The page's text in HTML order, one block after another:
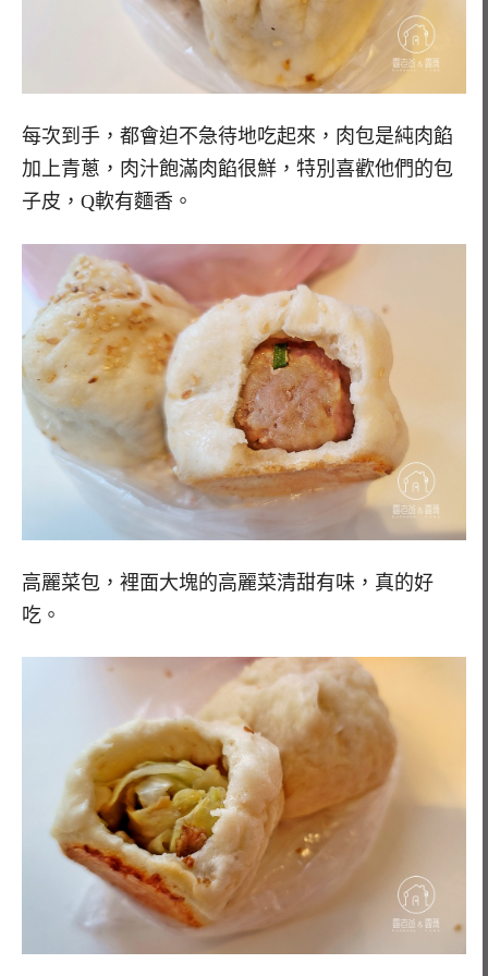
每次到手，都會迫不急待地吃起來，肉包是純肉餡
加上青蔥，肉汁飽滿肉餡很鮮，特別喜歡他們的包
子皮，Q軟有麵香。
高麗菜包，裡面大塊的高麗菜清甜有味，真的好
吃。